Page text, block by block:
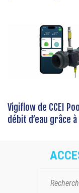
Vigiflow de CCEI
débit d’eau grâce